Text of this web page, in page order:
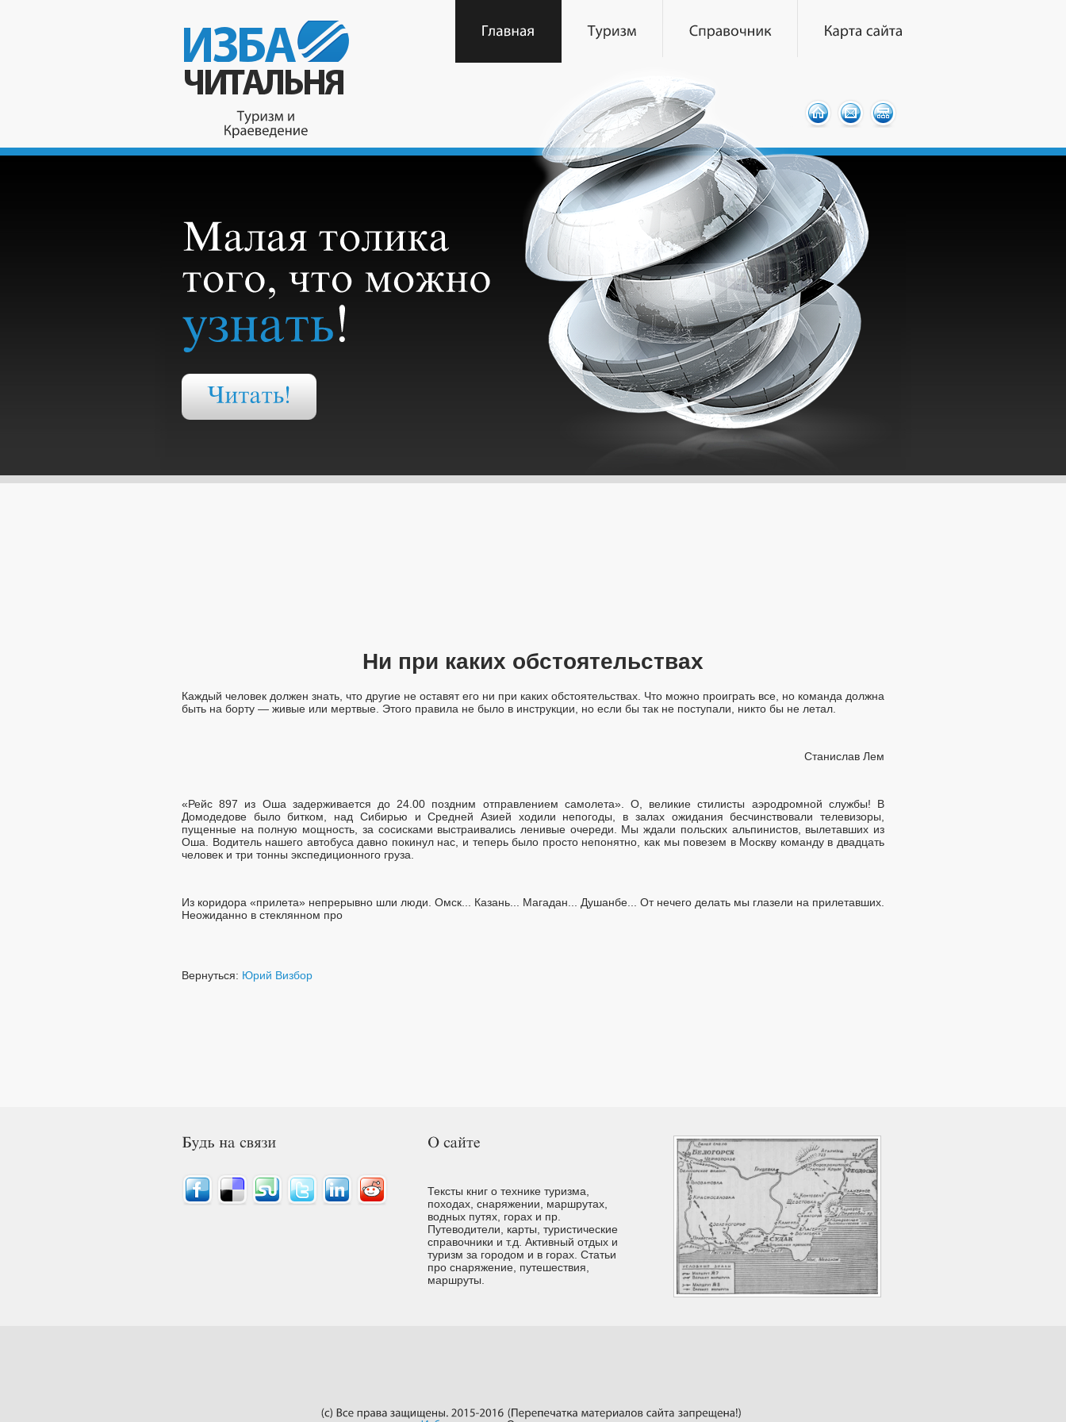
Ни при каких обстоятельствах
Каждый человек должен знать, что другие не оставят его ни при каких обстоятельствах. Что можно проиграть все, но команда должна
быть на борту — живые или мертвые. Этого правила не было в инструкции, но если бы так не поступали, никто бы не летал.
Станислав Лем
«Рейс 897 из Оша задерживается до 24.00 поздним отправлением самолета». О, великие стилисты аэродромной службы! В
Домодедове было битком, над Сибирью и Средней Азией ходили непогоды, в залах ожидания бесчинствовали телевизоры,
пущенные на полную мощность, за сосисками выстраивались ленивые очереди. Мы ждали польских альпинистов, вылетавших из
Оша. Водитель нашего автобуса давно покинул нас, и теперь было просто непонятно, как мы повезем в Москву команду в двадцать
человек и три тонны экспедиционного груза.
Из коридора «прилета» непрерывно шли люди. Омск... Казань... Магадан... Душанбе... От нечего делать мы глазели на прилетавших.
Неожиданно в стеклянном про
Вернуться: Юрий Визбор
Тексты книг о технике туризма,
походах, снаряжении, маршрутах,
водных путях, горах и пр.
Путеводители, карты, туристические
справочники и т.д. Активный отдых и
туризм за городом и в горах. Cтатьи
про снаряжение, путешествия,
маршруты.